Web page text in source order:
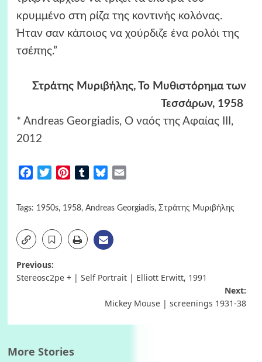
κρυμμένο στη ρίζα της κοντινής κολόνας.
Ήταν σαν κάποιος να χούρδιζε ένα ρολόι της
τσέπης.”
Στράτης Μυριβήλης, Το Μυθιστόρημα των
Τεσσάρων, 1958
* Andreas Georgiadis, Ο ναός της Αφαίας III,
2012
FacebookTwitterPinterestTumblrBluesky
Tags: 1950s, 1958, Andreas Georgiadis, Στράτης Μυριβήλης
Post
Previous:
Stereosc2pe + | Self Portrait | Elliott Erwitt, 1991
Next:
Mickey Mouse | screenings 1931-38
More Stories